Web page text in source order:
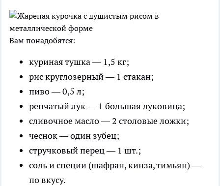
Вам понадобятся:
куриная тушка — 1,5 кг;
рис круглозерный — 1 стакан;
пиво — 0,5 л;
репчатый лук — 1 большая луковица;
сливочное масло — 2 столовые ложки;
чеснок — один зубец;
стручковый перец — 1 шт.;
соль и специи (шафран, кинза, тимьян) —
по вкусу.